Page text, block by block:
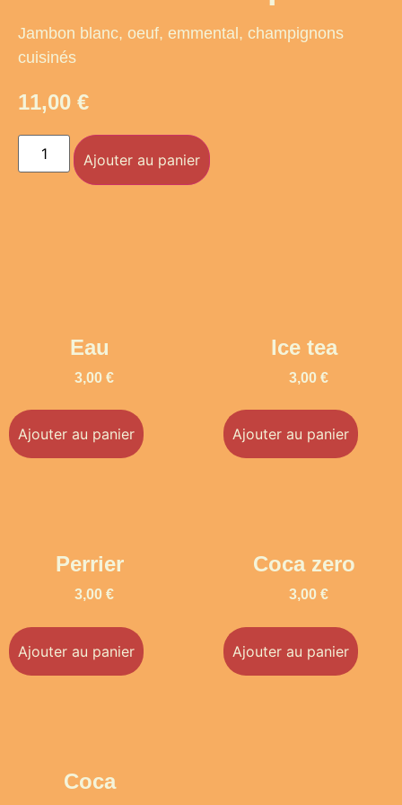
Jambon blanc, oeuf, emmental, champignons
cuisinés
11,00 €
Ajouter au panier
Eau
3,00 €
Ajouter au panier
Ice tea
3,00 €
Ajouter au panier
Perrier
3,00 €
Ajouter au panier
Coca zero
3,00 €
Ajouter au panier
Coca